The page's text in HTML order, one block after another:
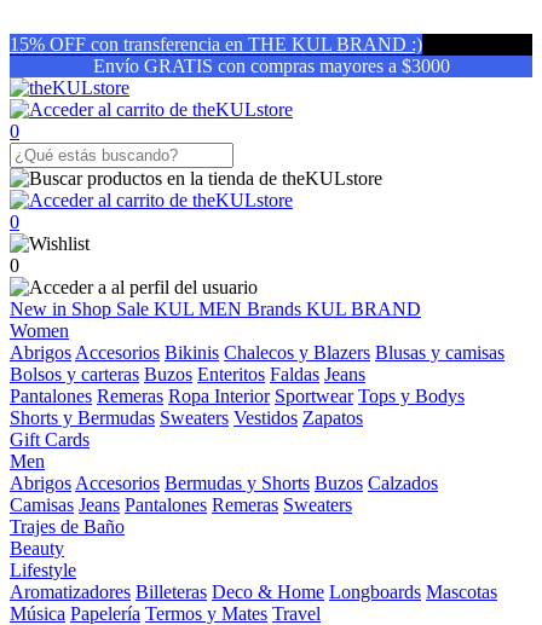
15% OFF con transferencia en THE KUL BRAND :)
Envío GRATIS con compras mayores a $3000
0
0
0
New in Shop Sale KUL MEN Brands KUL BRAND
Women
Abrigos Accesorios Bikinis Chalecos y Blazers Blusas y camisas
Bolsos y carteras Buzos Enteritos Faldas Jeans
Pantalones Remeras Ropa Interior Sportwear Tops y Bodys
Shorts y Bermudas Sweaters Vestidos Zapatos
Gift Cards
Men
Abrigos Accesorios Bermudas y Shorts Buzos Calzados
Camisas Jeans Pantalones Remeras Sweaters
Trajes de Baño
Beauty
Lifestyle
Aromatizadores Billeteras Deco & Home Longboards Mascotas
Música Papelería Termos y Mates Travel